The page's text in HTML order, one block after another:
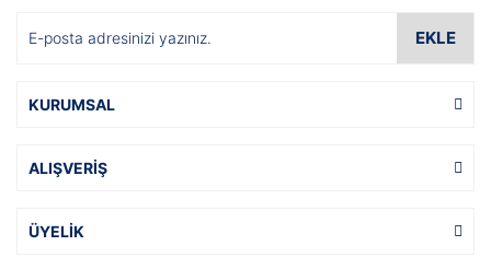
EKLE
KURUMSAL
ALIŞVERİŞ
ÜYELİK